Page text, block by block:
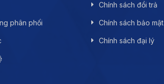
phân phối
Chính sách đổi trả
Chính sách bảo mật
Chính sách đại lý